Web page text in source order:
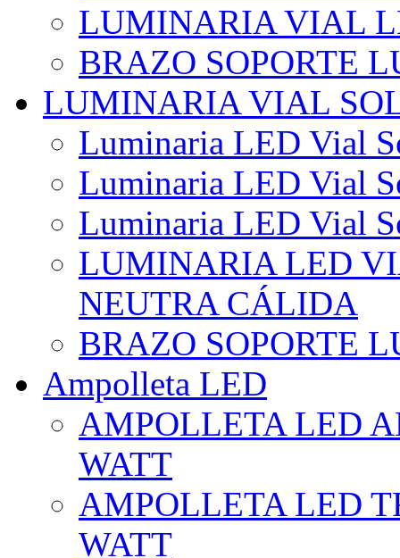
LUMINARIA VIAL
BRAZO SOPORTE
LUMINARIA VIAL
Luminaria LED Vial
Luminaria LED Vial
Luminaria LED Vial
LUMINARIA LED
NEUTRA CÁLIDA
BRAZO SOPORTE
Ampolleta LED
AMPOLLETA LED
WATT
AMPOLLETA LED
WATT